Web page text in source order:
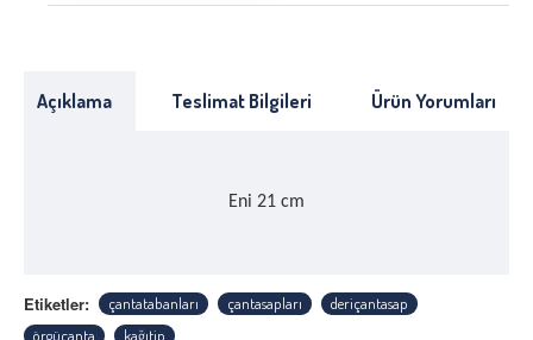
Açıklama Teslimat Bilgileri Ürün Yorumları
Eni 21 cm
Etiketler: çantatabanları çantasapları
deriçantasap
örgüçanta
kağıtip